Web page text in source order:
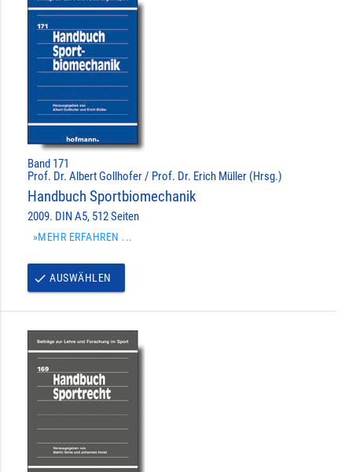
Band 171
Prof. Dr. Albert Gollhofer / Prof. Dr. Erich Müller (Hrsg.)
Handbuch Sportbiomechanik
2009. DIN A5, 512 Seiten
»MEHR ERFAHREN ...
done AUSWÄHLEN